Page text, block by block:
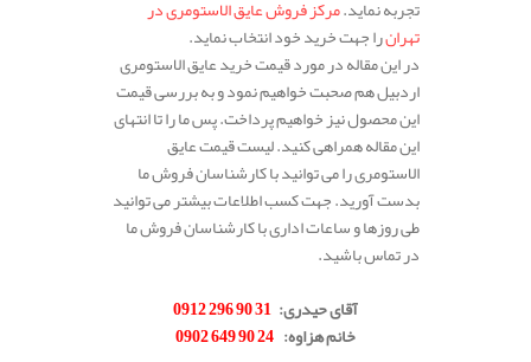
تجربه نماید.مرکز فروش عایق الاستومری در
تهرانرا جهت خرید خود انتخاب نماید.
در این مقاله در مورد قیمت خرید عایق الاستومری
اردبیل هم صحبت خواهیم نمود و به بررسی قیمت
این محصول نیز خواهیم پرداخت. پس ما را تا انتهای
این مقاله همراهی کنید. لیست قیمت عایق
الاستومری را می توانید با کارشناسان فروش ما
بدست آورید. جهت کسب اطلاعات بیشتر می توانید
طی روزها و ساعات اداری با کارشناسان فروش ما
در تماس باشید.
آقای حیدری:
31 90 296 0912
خانم هزاوه:
24 90 649 0902